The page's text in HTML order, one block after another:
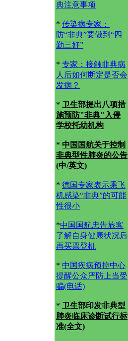
典注意事项
* 传染病专家：
防“非典”要做到“四
勤三好”
* 专家：接触非典病
人后如何断定是否会
发病？
* 卫生部提出八项措
施预防"非典"入侵
学校托幼机构
* 中国国航关于控制
非典型性肺炎的公告
(中/英文)
* 德国专家表示乘飞
机感染“非典”的可能
性很小
*中国国航忠告旅客
了解自身健康状况后
再买票登机
* 中国疾病预控中心
提醒公众严防上当受
骗(电话)
* 卫生部印发非典型
肺炎临床诊断试行标
准(全文)